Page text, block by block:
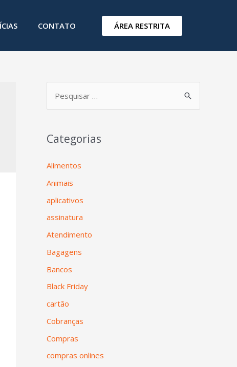
CONTATO ÁREA RESTRITA
Categorias
Alimentos
Animais
aplicativos
assinatura
Atendimento
Bagagens
Bancos
Black Friday
cartão
Cobranças
Compras
compras onlines